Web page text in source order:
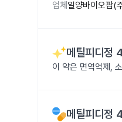
업체 일양바이오팜(
메틸피디정
이 약은 면역억제,
메틸피디정